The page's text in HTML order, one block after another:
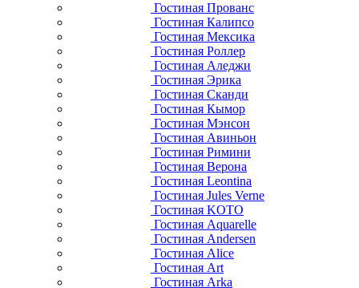
Гостиная Прованс
Гостиная Калипсо
Гостиная Мексика
Гостиная Роллер
Гостиная Аледжи
Гостиная Эрика
Гостиная Сканди
Гостиная Кымор
Гостиная Мэнсон
Гостиная Авиньон
Гостиная Римини
Гостиная Верона
Гостиная Leontina
Гостиная Jules Verne
Гостиная KOTO
Гостиная Aquarelle
Гостиная Andersen
Гостиная Alice
Гостиная Art
Гостиная Arka